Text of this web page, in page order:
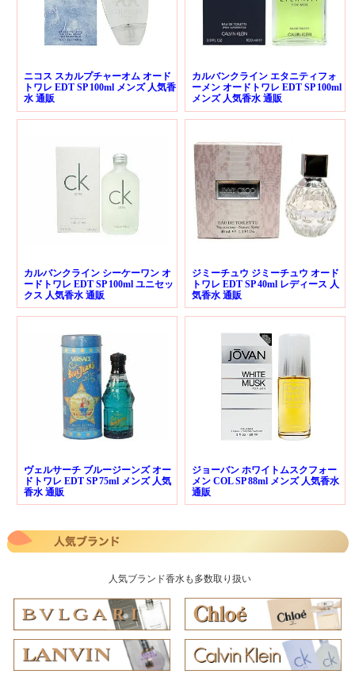
ニコス スカルプチャーオム オード
トワレ EDT SP 100ml メンズ 人気香
水 通販
カルバンクライン エタニティフォ
ーメン オードトワレ EDT SP 100ml
メンズ 人気香水 通販
カルバンクライン シーケーワン オ
ードトワレ EDT SP 100ml ユニセッ
クス 人気香水 通販
ジミーチュウ ジミーチュウ オード
トワレ EDT SP 40ml レディース 人
気香水 通販
ヴェルサーチ ブルージーンズ オー
ドトワレ EDT SP 75ml メンズ 人気
香水 通販
ジョーバン ホワイトムスクフォー
メン COL SP 88ml メンズ 人気香水
通販
人気ブランド香水も多数取り扱い